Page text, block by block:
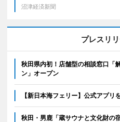
沼津経済新聞
プレスリ
秋田県内初！店舗型の相談窓口「
ン」オープン
【新日本海フェリー】公式アプリ
秋田・男鹿「蔵サウナと文化財の